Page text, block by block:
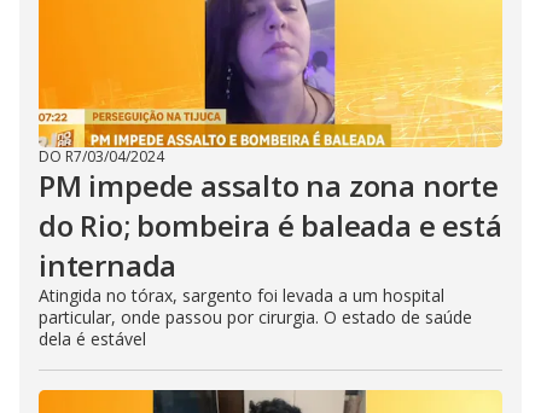
DO R7/03/04/2024
PM impede assalto na zona norte
do Rio; bombeira é baleada e está
internada
Atingida no tórax, sargento foi levada a um hospital
particular, onde passou por cirurgia. O estado de saúde
dela é estável